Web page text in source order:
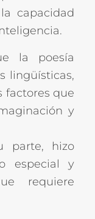
capacidad
la poesía
lingüísticas,
factores que
y
parte, hizo
especial y
requiere